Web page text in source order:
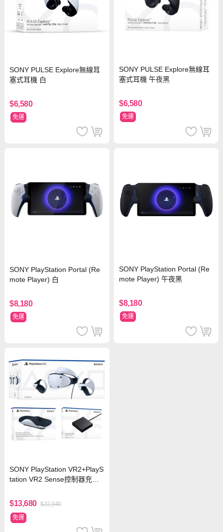
SONY PULSE Explore無線耳
塞式耳機 白
$6,580
免運
SONY PULSE Explore無線耳
塞式耳機 午夜黑
$6,580
免運
SONY PlayStation Portal (Re
mote Player) 白
$8,180
免運
SONY PlayStation Portal (Re
mote Player) 午夜黑
$8,180
免運
SONY PlayStation VR2+PlayS
tation VR2 Sense控制器充電
器
$13,680 $22,340
免運